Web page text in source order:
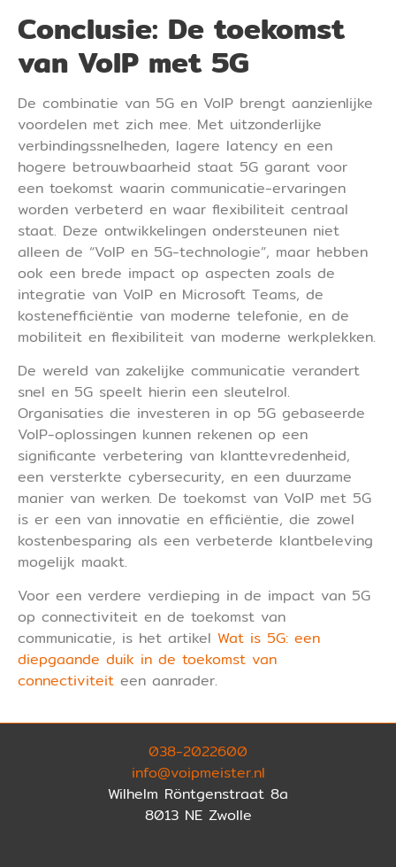
Conclusie: De toekomst
van VoIP met 5G
De combinatie van 5G en VoIP brengt aanzienlijke
voordelen met zich mee. Met uitzonderlijke
verbindingssnelheden, lagere latency en een
hogere betrouwbaarheid staat 5G garant voor
een toekomst waarin communicatie-ervaringen
worden verbeterd en waar flexibiliteit centraal
staat. Deze ontwikkelingen ondersteunen niet
alleen de “VoIP en 5G-technologie”, maar hebben
ook een brede impact op aspecten zoals de
integratie van VoIP en Microsoft Teams, de
kostenefficiëntie van moderne telefonie, en de
mobiliteit en flexibiliteit van moderne werkplekken.
De wereld van zakelijke communicatie verandert
snel en 5G speelt hierin een sleutelrol.
Organisaties die investeren in op 5G gebaseerde
VoIP-oplossingen kunnen rekenen op een
significante verbetering van klanttevredenheid,
een versterkte cybersecurity, en een duurzame
manier van werken. De toekomst van VoIP met 5G
is er een van innovatie en efficiëntie, die zowel
kostenbesparing als een verbeterde klantbeleving
mogelijk maakt.
Voor een verdere verdieping in de impact van 5G
op connectiviteit en de toekomst van
communicatie, is het artikel Wat is 5G: een
diepgaande duik in de toekomst van
connectiviteit een aanrader.
038-2022600
info@voipmeister.nl
Wilhelm Röntgenstraat 8a
8013 NE Zwolle